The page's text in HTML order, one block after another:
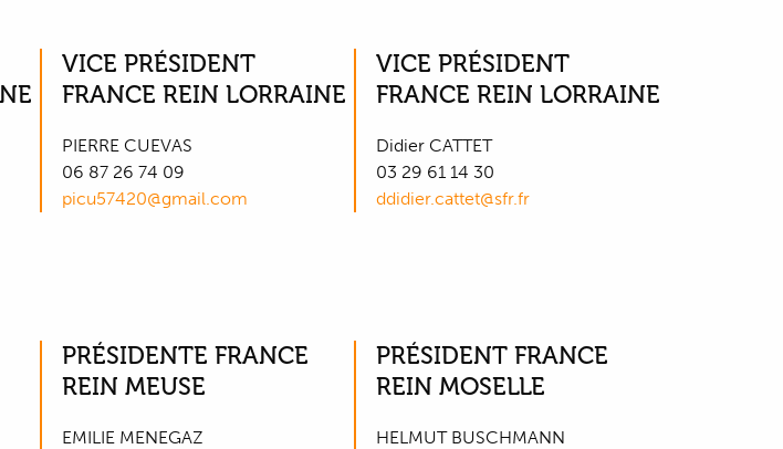
VICE PRÉSIDENT
FRANCE REIN LORRAINE
PIERRE CUEVAS
06 87 26 74 09
picu57420@gmail.com
VICE PRÉSIDENT
FRANCE REIN LORRAINE
Didier CATTET
03 29 61 14 30
ddidier.cattet@sfr.fr
PRÉSIDENTE FRANCE
REIN MEUSE
EMILIE MENEGAZ
PRÉSIDENT FRANCE
REIN MOSELLE
HELMUT BUSCHMANN